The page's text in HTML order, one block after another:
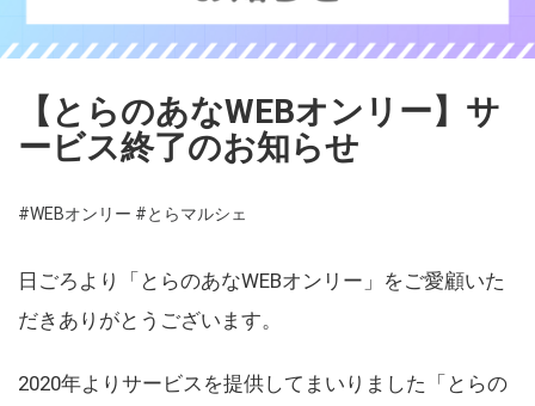
【とらのあなWEBオンリー】サ
ービス終了のお知らせ
#WEBオンリー #とらマルシェ
日ごろより「とらのあなWEBオンリー」をご愛顧いた
だきありがとうございます。
2020年よりサービスを提供してまいりました「とらの